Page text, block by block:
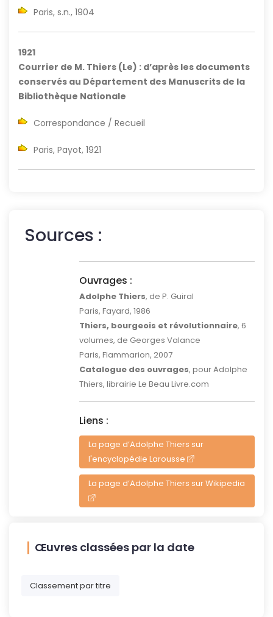
Paris, s.n., 1904
1921
Courrier de M. Thiers (Le) : d’après les documents
conservés au Département des Manuscrits de la
Bibliothèque Nationale
Correspondance / Recueil
Paris, Payot, 1921
Sources :
Ouvrages :
Adolphe Thiers, de P. Guiral
Paris, Fayard, 1986
Thiers, bourgeois et révolutionnaire, 6
volumes, de Georges Valance
Paris, Flammarion, 2007
Catalogue des ouvrages, pour Adolphe
Thiers, librairie Le Beau Livre.com
Liens :
La page d’Adolphe Thiers sur
l'encyclopédie Larousse
La page d’Adolphe Thiers sur Wikipedia
Œuvres classées par la date
Classement par titre